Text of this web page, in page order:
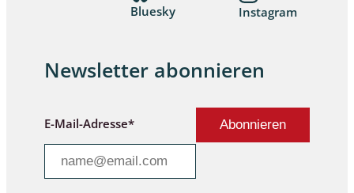
Bluesky Instagram
Newsletter abonnieren
E-Mail-Adresse*